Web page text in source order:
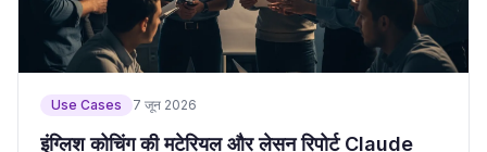
Use Cases 7 जून 2026
इंग्लिश कोचिंग की मटेरियल और लेसन रिपोर्ट Claude